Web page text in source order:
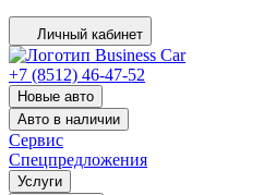
Личный кабинет
+7 (8512) 46-47-52
Новые авто
Авто в наличии
Сервис
Спецпредложения
Услуги